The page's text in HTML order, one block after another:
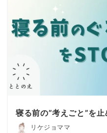
寝る前の”考えごと”を
リケジョママ